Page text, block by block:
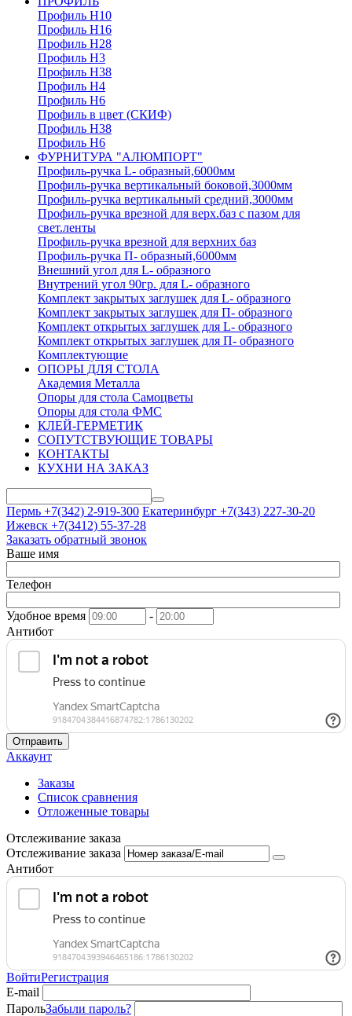
Профиль H10
Профиль H16
Профиль H28
Профиль H3
Профиль H38
Профиль H4
Профиль H6
Профиль в цвет (СКИФ)
Профиль H38
Профиль H6
ФУРНИТУРА "АЛЮМПОРТ"
Профиль-ручка L- образный,6000мм
Профиль-ручка вертикальный боковой,3000мм
Профиль-ручка вертикальный средний,3000мм
Профиль-ручка врезной для верх.баз с пазом для
свет.ленты
Профиль-ручка врезной для верхних баз
Профиль-ручка П- образный,6000мм
Внешний угол для L- образного
Внутрений угол 90гр. для L- образного
Комплект закрытых заглушек для L- образного
Комплект закрытых заглушек для П- образного
Комплект открытых заглушек для L- образного
Комплект открытых заглушек для П- образного
Комплектующие
ОПОРЫ ДЛЯ СТОЛА
Академия Металла
Опоры для стола Самоцветы
Опоры для стола ФМС
КЛЕЙ-ГЕРМЕТИК
СОПУТСТВУЮЩИЕ ТОВАРЫ
КОНТАКТЫ
КУХНИ НА ЗАКАЗ
Пермь +7(342) 2-919-300 Екатеринбург +7(343) 227-30-20
Ижевск +7(3412) 55-37-28
Заказать обратный звонок
Ваше имя
Телефон
Удобное время
-
Антибот
Отправить
Аккаунт
Заказы
Список сравнения
Отложенные товары
Отслеживание заказа
Отслеживание заказа
Антибот
ВойтиРегистрация
E-mail
ПарольЗабыли пароль?